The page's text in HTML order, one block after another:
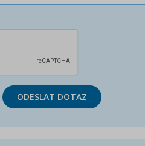
ODESLAT DOTAZ